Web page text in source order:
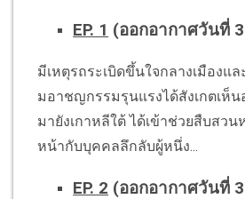
EP. 1 (ออกอากาศวันที่
มีเหตุรถระเบิดขึ้นใจกลางเมืองแ
มอาชญกรรมรุนแรงได้สังเกตเห็
มายังเกาหลีใต้ ได้เข้าช่วยสืบสว
หน้ากับบุคคลลึกลับผู้หนึ่ง...
EP. 2 (ออกอากาศวันที่